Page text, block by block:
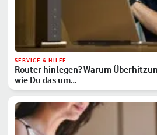
SERVICE & HILFE
Router hinlegen? Warum
wie Du das um…